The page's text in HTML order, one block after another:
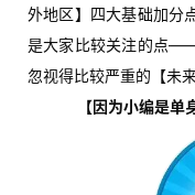
外地区】四大基础加分
是大家比较关注的点
忽视得比较严重的【未
【因为小编是单